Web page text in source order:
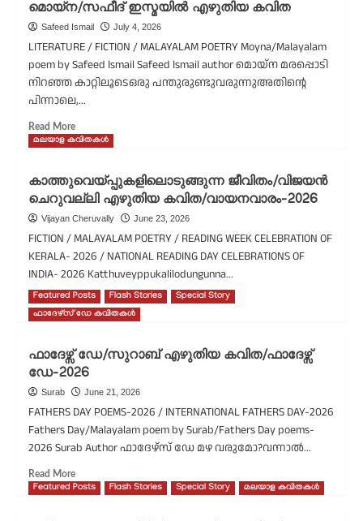
ആവാഹിക്കുന്ന
കവിത/
സുജിത്
വേദ
കവിത
മൊയ്ന/സഫീദ് ഇസ്മയിൽ എഴുതിയ കവിത
Safeed Ismail July 4, 2026
LITERATURE / FICTION / MALAYALAM POETRY Moyna/Malayalam
poem by Safeed Ismail Safeed Ismail author മൊയ്ന മരപ്പൊടി
നിറഞ്ഞ കാറ്റിലൂടെഒരു പന്തുരുണ്ടുവരുന്നുഅതിന്റെ
പിന്നാലെ,...
Read MoreRead
more
സഫീദ്
ഇസ്മയിൽ
എഴുതിയ
മലയാള കവിതകൾ
കാത്തുവെയ്പ്പുകളിലൊടുങ്ങുന്ന ജീവിതം/വിജയൻ
ചെറുവല്ലി എഴുതിയ കവിത/വായനവാരം-2026
Vijayan Cheruvally June 23, 2026
FICTION / MALAYALAM POETRY / READING WEEK CELEBRATION OF
KERALA- 2026 / NATIONAL READING DAY CELEBRATIONS OF
INDIA- 2026 Katthuveyppukalilodungunna...
Read MoreRead
more
ജീവിതം/
വിജയൻ
ചെറുവല്ലി
വായനവാരം-2026
Featured Posts Flash Stories
Special Story
ഫാദേഴ്സ് ഡേ കവിതകൾ
ഫാദേഴ്സ് ഡേ/സുറാബ് എഴുതിയ കവിത/ഫാദേഴ്സ്
ഡേ-2026
Surab June 21, 2026
FATHERS DAY POEMS-2026 / INTERNATIONAL FATHERS DAY-2026
Fathers Day/Malayalam poem by Surab/Fathers Day poems-
2026 Surab Author ഫാദേഴ്സ് ഡേ മഴ വരുമോ?വന്നാൽ...
Read MoreRead
more
Featured Posts Flash Stories Special Story മലയാള കവിതകൾ